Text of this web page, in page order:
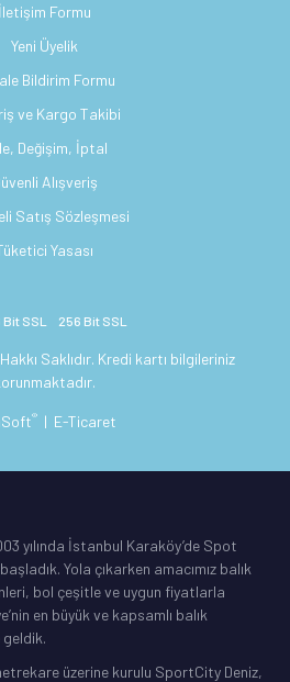
İletişim Formu
Yeni Üyelik
Bildirim Formu
ve Kargo Takibi
Değişim, İptal
Alışveriş
Satış Sözleşmesi
Yasası
256 Bit SSL
Saklıdır. Kredi kartı bilgileriniz
® | E-Ticaret
yılında İstanbul Karaköy’de Spot
Yola çıkarken amacımız balık
bol çeşitle ve uygun fiyatlarla
en büyük ve kapsamlı balık
geldik.
üzerine kurulu SportCity Deniz,